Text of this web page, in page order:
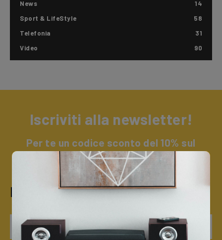
News
14
Sport & LifeStyle
58
Telefonia
31
Video
90
Iscriviti alla newsletter!
Per te un codice sconto del 10% sul
catalogo Trevi + un omaggio a sorpresa.
Iscriviti alla nostra newsletter